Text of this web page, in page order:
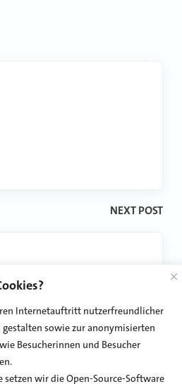
Internetauftritt nutzerfreundlicher
sowie zur anonymisierten
Besucherinnen und Besucher
setzen wir die Open-Source-Software
NEXT POST